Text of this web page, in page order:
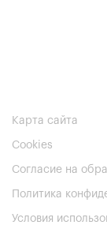
Карта сайта
Cookies
Согласие на
Политика
Условия